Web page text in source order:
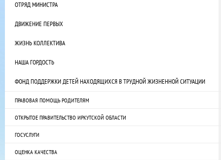
ОТРЯД МИНИСТРА
ДВИЖЕНИЕ ПЕРВЫХ
ЖИЗНЬ КОЛЛЕКТИВА
НАША ГОРДОСТЬ
ФОНД ПОДДЕРЖКИ ДЕТЕЙ НАХОДЯЩИХСЯ В ТРУДНОЙ ЖИЗНЕННОЙ СИТУАЦИИ
ПРАВОВАЯ ПОМОЩЬ РОДИТЕЛЯМ
ОТКРЫТОЕ ПРАВИТЕЛЬСТВО ИРКУТСКОЙ ОБЛАСТИ
ГОСУСЛУГИ
ОЦЕНКА КАЧЕСТВА